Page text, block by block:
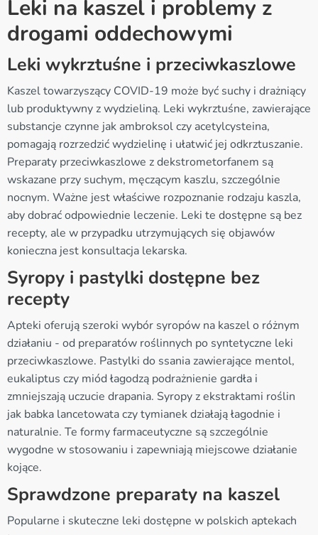
Leki na kaszel i problemy z
drogami oddechowymi
Leki wykrztuśne i przeciwkaszlowe
Kaszel towarzyszący COVID-19 może być suchy i drażniący
lub produktywny z wydzieliną. Leki wykrztuśne, zawierające
substancje czynne jak ambroksol czy acetylcysteina,
pomagają rozrzedzić wydzielinę i ułatwić jej odkrztuszanie.
Preparaty przeciwkaszlowe z dekstrometorfanem są
wskazane przy suchym, męczącym kaszlu, szczególnie
nocnym. Ważne jest właściwe rozpoznanie rodzaju kaszla,
aby dobrać odpowiednie leczenie. Leki te dostępne są bez
recepty, ale w przypadku utrzymujących się objawów
konieczna jest konsultacja lekarska.
Syropy i pastylki dostępne bez
recepty
Apteki oferują szeroki wybór syropów na kaszel o różnym
działaniu - od preparatów roślinnych po syntetyczne leki
przeciwkaszlowe. Pastylki do ssania zawierające mentol,
eukaliptus czy miód łagodzą podrażnienie gardła i
zmniejszają uczucie drapania. Syropy z ekstraktami roślin
jak babka lancetowata czy tymianek działają łagodnie i
naturalnie. Te formy farmaceutyczne są szczególnie
wygodne w stosowaniu i zapewniają miejscowe działanie
kojące.
Sprawdzone preparaty na kaszel
Popularne i skuteczne leki dostępne w polskich aptekach